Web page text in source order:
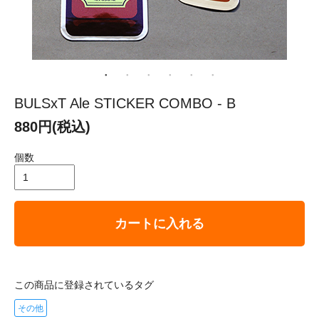
BULSxT Ale STICKER COMBO - B
880円(税込)
個数
カートに入れる
この商品に登録されているタグ
その他